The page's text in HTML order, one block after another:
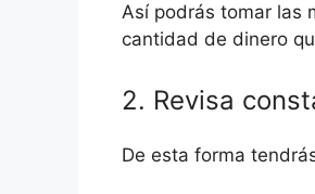
Así podrás tomar las
cantidad de dinero
2. Revisa
De esta forma